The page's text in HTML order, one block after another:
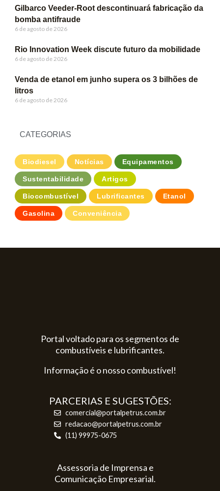
Gilbarco Veeder-Root descontinuará fabricação da
bomba antifraude
6 de agosto de 2026
Rio Innovation Week discute futuro da mobilidade
6 de agosto de 2026
Venda de etanol em junho supera os 3 bilhões de
litros
6 de agosto de 2026
CATEGORIAS
Biodiesel Notícias Equipamentos
Sustentabilidade Artigos
Biocombustível Lubrificantes Etanol
Gasolina Conveniência
Portal voltado para os segmentos de
combustíveis e lubrificantes.
Informação é o nosso combustível!
PARCERIAS E SUGESTÕES:
comercial@portalpetrus.com.br
redacao@portalpetrus.com.br
(11) 99975-0675
Assessoria de Imprensa e
Comunicação Empresarial.